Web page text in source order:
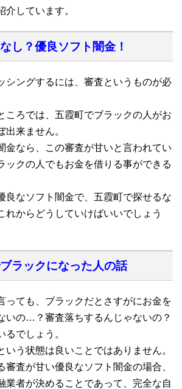
介しています。
し？優良ソフト闇金！
シングするには、審査というものが必
ころでは、五霞町でブラックの人がお
出来ません。
金なら、この審査が甘いと言われてい
ックの人でもお金を借りる事ができる
良なソフト闇金で、五霞町で探せるな
からどうしていけばいいでしょう
ラックになった人の話
っても、ブラックだとさすがにお金を
いの…？審査落ちするんじゃないの？
るでしょう。
いう状態は良いことではありません。
審査が甘い優良なソフト闇金の場合、
業者が決めることであって、完全な自